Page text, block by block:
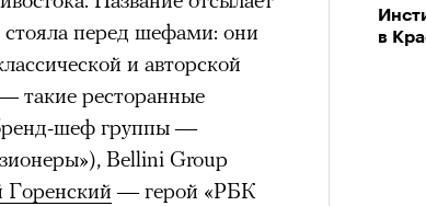
в
стояла перед шефами: они
и авторской
такие ресторанные
шеф группы —
Bellini Group
Горенский — герой «РБК
Кира
штука»
дней. Российский
кампании британскую
Cъемки проходили в
Уилсон) в день
США с удивлением
скунсов у бассейна.
накануне из тюрьмы